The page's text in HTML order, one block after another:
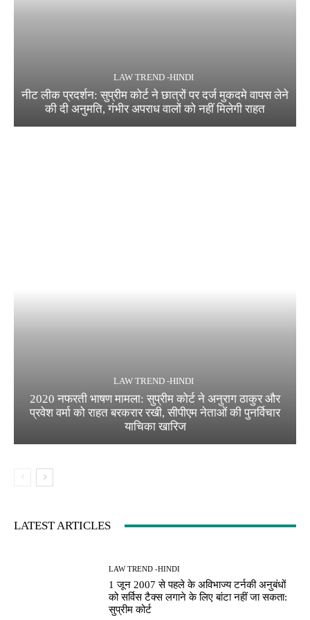
LAW TREND -HINDI
नीट लीक प्रदर्शन: सुप्रीम कोर्ट ने छात्रों पर दर्ज मुकदमे वापस लेने
की दी अनुमति, गंभीर अपराध वालों को नहीं मिलेगी राहत
LAW TREND -HINDI
2020 नफरती भाषण मामला: सुप्रीम कोर्ट ने अनुराग ठाकुर और
प्रवेश वर्मा को राहत बरकरार रखी, सीपीएम नेताओं की पुनर्विचार
याचिका खारिज
LATEST ARTICLES
LAW TREND -HINDI
1 जून 2007 से पहले के अविभाज्य टर्नकी अनुबंधों
को सर्विस टैक्स लगाने के लिए बांटा नहीं जा सकता:
सुप्रीम कोर्ट